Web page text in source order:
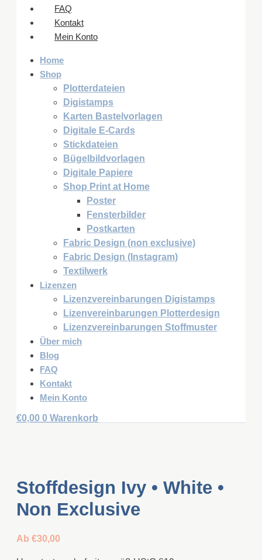
FAQ
Kontakt
Mein Konto
Home
Shop
Plotterdateien
Digistamps
Karten Bastelvorlagen
Digitale E-Cards
Stickdateien
Bügelbildvorlagen
Digitale Papiere
Shop Print at Home
Poster
Fensterbilder
Postkarten
Fabric Design (non exclusive)
Fabric Design (Instagram)
Textilwerk
Lizenzen
Lizenzvereinbarungen Digistamps
Lizenvereinbarungen Plotterdesign
Lizenzvereinbarungen Stoffmuster
Über mich
Blog
FAQ
Kontakt
Mein Konto
€0,00 0 Warenkorb
Stoffdesign Ivy • White •
Non Exclusive
Ab €30,00